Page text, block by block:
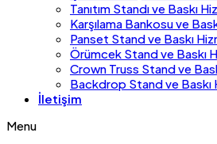
Tanıtım Standı ve Baskı
Karşılama Bankosu ve
Panset Stand ve Baskı
Örümcek Stand ve Baskı
Crown Truss Stand ve
Backdrop Stand ve Baskı
İletişim
Menu